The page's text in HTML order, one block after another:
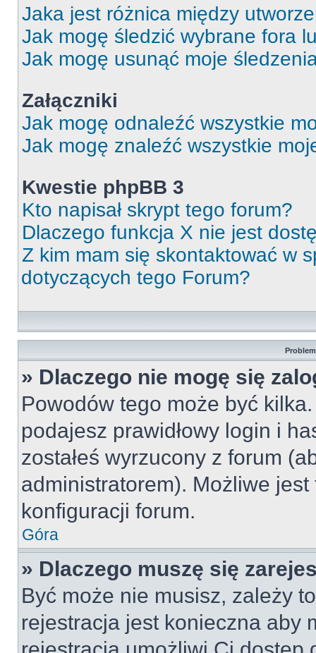
Jaka jest różnica między
Jak mogę śledzić wybrane fora
Jak mogę usunąć moje
Załączniki
Jak mogę odnaleźć wszystkie
Jak mogę znaleźć wszystkie
Kwestie phpBB 3
Kto napisał skrypt tego forum?
Dlaczego funkcja X nie jest
Z kim mam się skontaktować w
dotyczących tego Forum?
» Dlaczego nie mogę się
Powodów tego może być
podajesz prawidłowy login i
zostałeś wyrzucony z forum
administratorem). Możliwe
konfiguracji forum.
Góra
» Dlaczego muszę się
Być może nie musisz, zależy
rejestracja jest konieczna aby